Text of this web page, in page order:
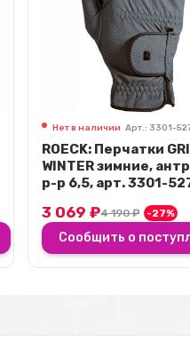
Нет в наличии Арт.: 3301-
ROECK: Перчатки
WINTER зимние,
р-р 7, арт. 3301-
3 069₽4 190₽ -27%
Сообщить о